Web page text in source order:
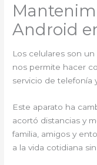
Android
Los celulares son
nos permite hacer
servicio de telefonía
Este aparato ha
acortó distancias y
familia, amigos y
a la vida cotidiana